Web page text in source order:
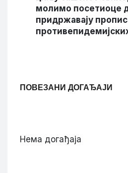
молимо посетиоце
придржавају
ПОВЕЗАНИ ДОГАЂАЈИ
Нема догађаја